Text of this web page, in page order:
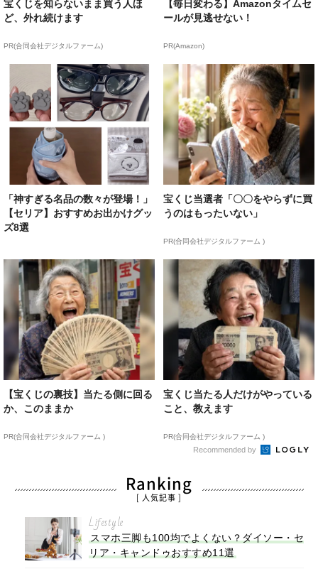
宝くじを知らないまま買う人ほ
ど、外れ続けます
PR(合同会社デジタルファーム)
【毎日変わる】Amazonタイムセ
ールが見逃せない！
PR(Amazon)
「神すぎる名品の数々が登場！」
【セリア】おすすめお出かけグッ
ズ8選
宝くじ当選者「〇〇をやらずに買
うのはもったいない」
PR(合同会社デジタルファーム )
【宝くじの裏技】当たる側に回る
か、このままか
PR(合同会社デジタルファーム )
宝くじ当たる人だけがやっている
こと、教えます
PR(合同会社デジタルファーム )
Recommended by
Ranking
[ 人気記事 ]
Lifestyle
スマホ三脚も100均でよくない？ダイソー・セ
リア・キャンドゥおすすめ11選